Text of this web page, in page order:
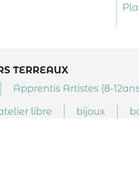
TERREAUX
Apprentis Artistes (8-
libre bijoux